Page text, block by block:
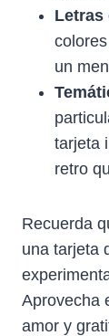
Letras
un
tarjeta
retro
Recuerda
una tarjeta
Aprovecha
amor y